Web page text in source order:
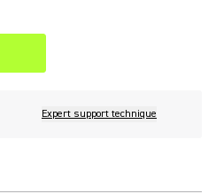
Expert support technique